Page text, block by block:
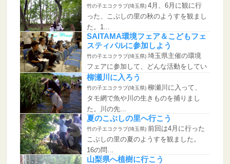
竹の子エコクラブ(埼玉県) 4月、6月に観に行
った、こぶしの里の秋のようすを観まし
た。1...
SAITAMA環境フェア＆こどもフェ
スティバルに参加しよう
竹の子エコクラブ(埼玉県) 埼玉県主催の環境
フェアに参加して、どんな活動をしてい
るか、発...
柳瀬川に入ろう
竹の子エコクラブ(埼玉県) 柳瀬川に入って、
タモ網で魚や川の生きものを捕りまし
た。川の先...
夏のこぶしの里へ行こう
竹の子エコクラブ(埼玉県) 前回は4月に行った
こぶしの里の夏のようすを観ました。
16の問...
山梨県へ植樹に行こう